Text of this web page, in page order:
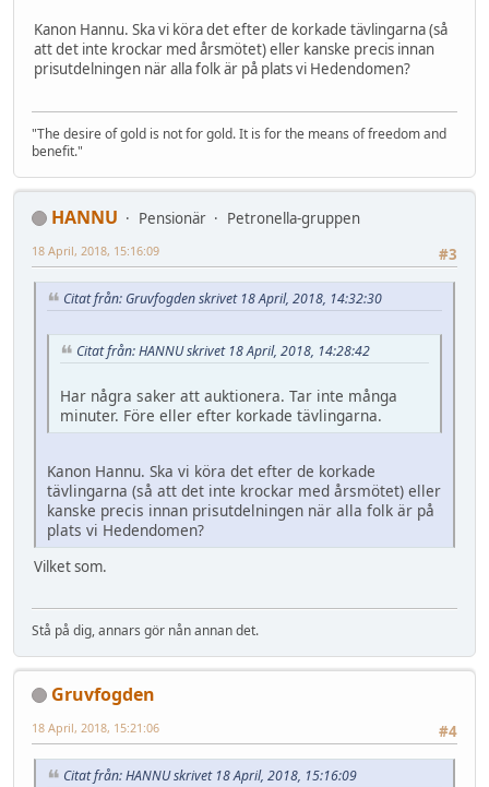
Kanon Hannu. Ska vi köra det efter de korkade tävlingarna (så
att det inte krockar med årsmötet) eller kanske precis innan
prisutdelningen när alla folk är på plats vi Hedendomen?
"The desire of gold is not for gold. It is for the means of freedom and
benefit."
HANNU Pensionär
Petronella-gruppen
#3
18 April, 2018, 15:16:09
Citat från: Gruvfogden skrivet 18 April, 2018, 14:32:30
Citat från: HANNU skrivet 18 April, 2018, 14:28:42
Har några saker att auktionera. Tar inte många
minuter. Före eller efter korkade tävlingarna.
Kanon Hannu. Ska vi köra det efter de korkade
tävlingarna (så att det inte krockar med årsmötet) eller
kanske precis innan prisutdelningen när alla folk är på
plats vi Hedendomen?
Vilket som.
Stå på dig, annars gör nån annan det.
Gruvfogden
#4
18 April, 2018, 15:21:06
Citat från: HANNU skrivet 18 April, 2018, 15:16:09